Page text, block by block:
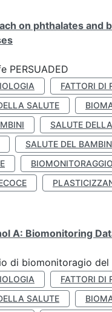
on phthalates
PERSUADED
FATTORI DI
SALUTE
SALUTE
SALUTE DEL
BIOMONITORAGGIO
A: Biomonitoring
di biomonitoragio
FATTORI DI
SALUTE